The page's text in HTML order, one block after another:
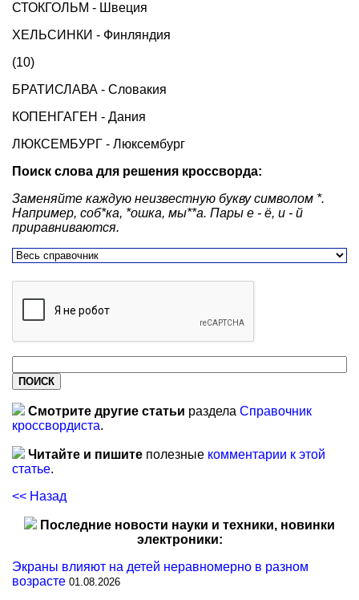
СТОКГОЛЬМ - Швеция
ХЕЛЬСИНКИ - Финляндия
(10)
БРАТИСЛАВА - Словакия
КОПЕНГАГЕН - Дания
ЛЮКСЕМБУРГ - Люксембург
Поиск слова для решения кроссворда:
Заменяйте каждую неизвестную букву символом *.
Например, соб*ка, *ошка, мы**а. Пары е - ё, и - й
приравниваются.
Смотрите другие статьи раздела Справочник
кроссвордиста.
Читайте и пишите полезные комментарии к этой
статье.
<< Назад
Последние новости науки и техники, новинки
электроники:
Экраны влияют на детей неравномерно в разном
возрасте 01.08.2026